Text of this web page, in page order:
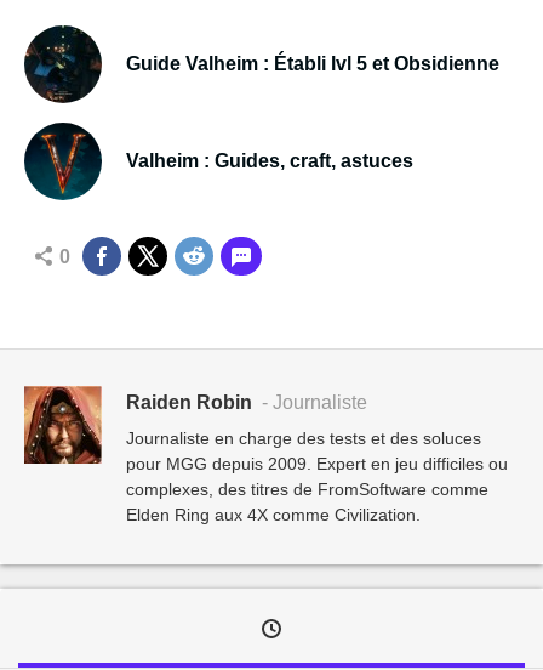
Guide Valheim : Établi lvl 5 et Obsidienne
Valheim : Guides, craft, astuces
0
Raiden Robin - Journaliste
Journaliste en charge des tests et des soluces
pour MGG depuis 2009. Expert en jeu difficiles ou
complexes, des titres de FromSoftware comme
Elden Ring aux 4X comme Civilization.